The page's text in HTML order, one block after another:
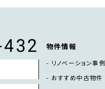
物件情報
リノベーション事例
おすすめ中古物件